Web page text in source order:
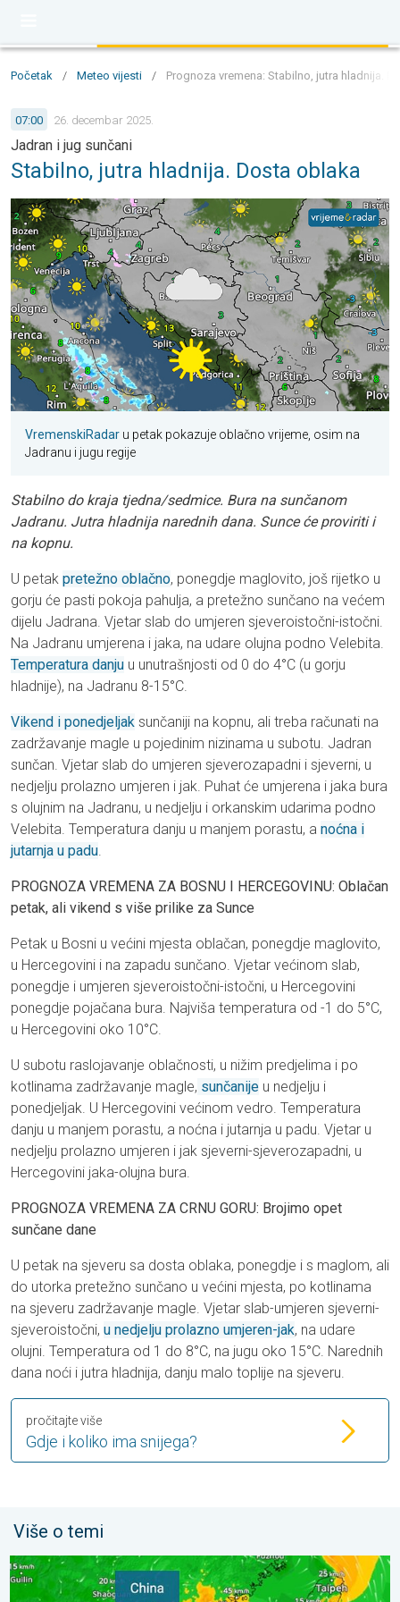
Početak / Meteo vijesti / Prognoza vremena: Stabilno, jutra hladnija.
07:00 26. decembar 2025.
Jadran i jug sunčani
Stabilno, jutra hladnija. Dosta oblaka
VremenskiRadar u petak pokazuje oblačno vrijeme, osim na
Jadranu i jugu regije
Stabilno do kraja tjedna/sedmice. Bura na sunčanom
Jadranu. Jutra hladnija narednih dana. Sunce će proviriti i
na kopnu.
U petak pretežno oblačno, ponegdje maglovito, još rijetko u
gorju će pasti pokoja pahulja, a pretežno sunčano na većem
dijelu Jadrana. Vjetar slab do umjeren sjeveroistočni-istočni.
Na Jadranu umjerena i jaka, na udare olujna podno Velebita.
Temperatura danju u unutrašnjosti od 0 do 4°C (u gorju
hladnije), na Jadranu 8-15°C.
Vikend i ponedjeljak sunčaniji na kopnu, ali treba računati na
zadržavanje magle u pojedinim nizinama u subotu. Jadran
sunčan. Vjetar slab do umjeren sjeverozapadni i sjeverni, u
nedjelju prolazno umjeren i jak. Puhat će umjerena i jaka bura
s olujnim na Jadranu, u nedjelju i orkanskim udarima podno
Velebita. Temperatura danju u manjem porastu, a noćna i
jutarnja u padu.
PROGNOZA VREMENA ZA BOSNU I HERCEGOVINU: Oblačan
petak, ali vikend s više prilike za Sunce
Petak u Bosni u većini mjesta oblačan, ponegdje maglovito,
u Hercegovini i na zapadu sunčano. Vjetar većinom slab,
ponegdje i umjeren sjeveroistočni-istočni, u Hercegovini
ponegdje pojačana bura. Najviša temperatura od -1 do 5°C,
u Hercegovini oko 10°C.
U subotu raslojavanje oblačnosti, u nižim predjelima i po
kotlinama zadržavanje magle, sunčanije u nedjelju i
ponedjeljak. U Hercegovini većinom vedro. Temperatura
danju u manjem porastu, a noćna i jutarnja u padu. Vjetar u
nedjelju prolazno umjeren i jak sjeverni-sjeverozapadni, u
Hercegovini jaka-olujna bura.
PROGNOZA VREMENA ZA CRNU GORU: Brojimo opet
sunčane dane
U petak na sjeveru sa dosta oblaka, ponegdje i s maglom, ali
do utorka pretežno sunčano u većini mjesta, po kotlinama
na sjeveru zadržavanje magle. Vjetar slab-umjeren sjeverni-
sjeveroistočni, u nedjelju prolazno umjeren-jak, na udare
olujni. Temperatura od 1 do 8°C, na jugu oko 15°C. Narednih
dana noći i jutra hladnija, danju malo toplije na sjeveru.
Gdje i koliko ima snijega?
pročitajte više
Više o temi
Upozorenje na tajfun za Kinu. Do 500 litara kiše. . . petak, 24.